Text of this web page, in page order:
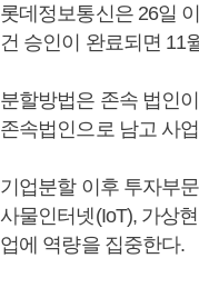
롯데정보통신은 26일
건 승인이 완료되면 11
분할방법은 존속 법인
존속법인으로 남고 사
기업분할 이후 투자부
사물인터넷(IoT), 가상
업에 역량을 집중한다.